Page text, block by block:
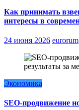
Как принимать
интересы в
24 июня 2026 eurorum
Экономика
SEO-продвижение